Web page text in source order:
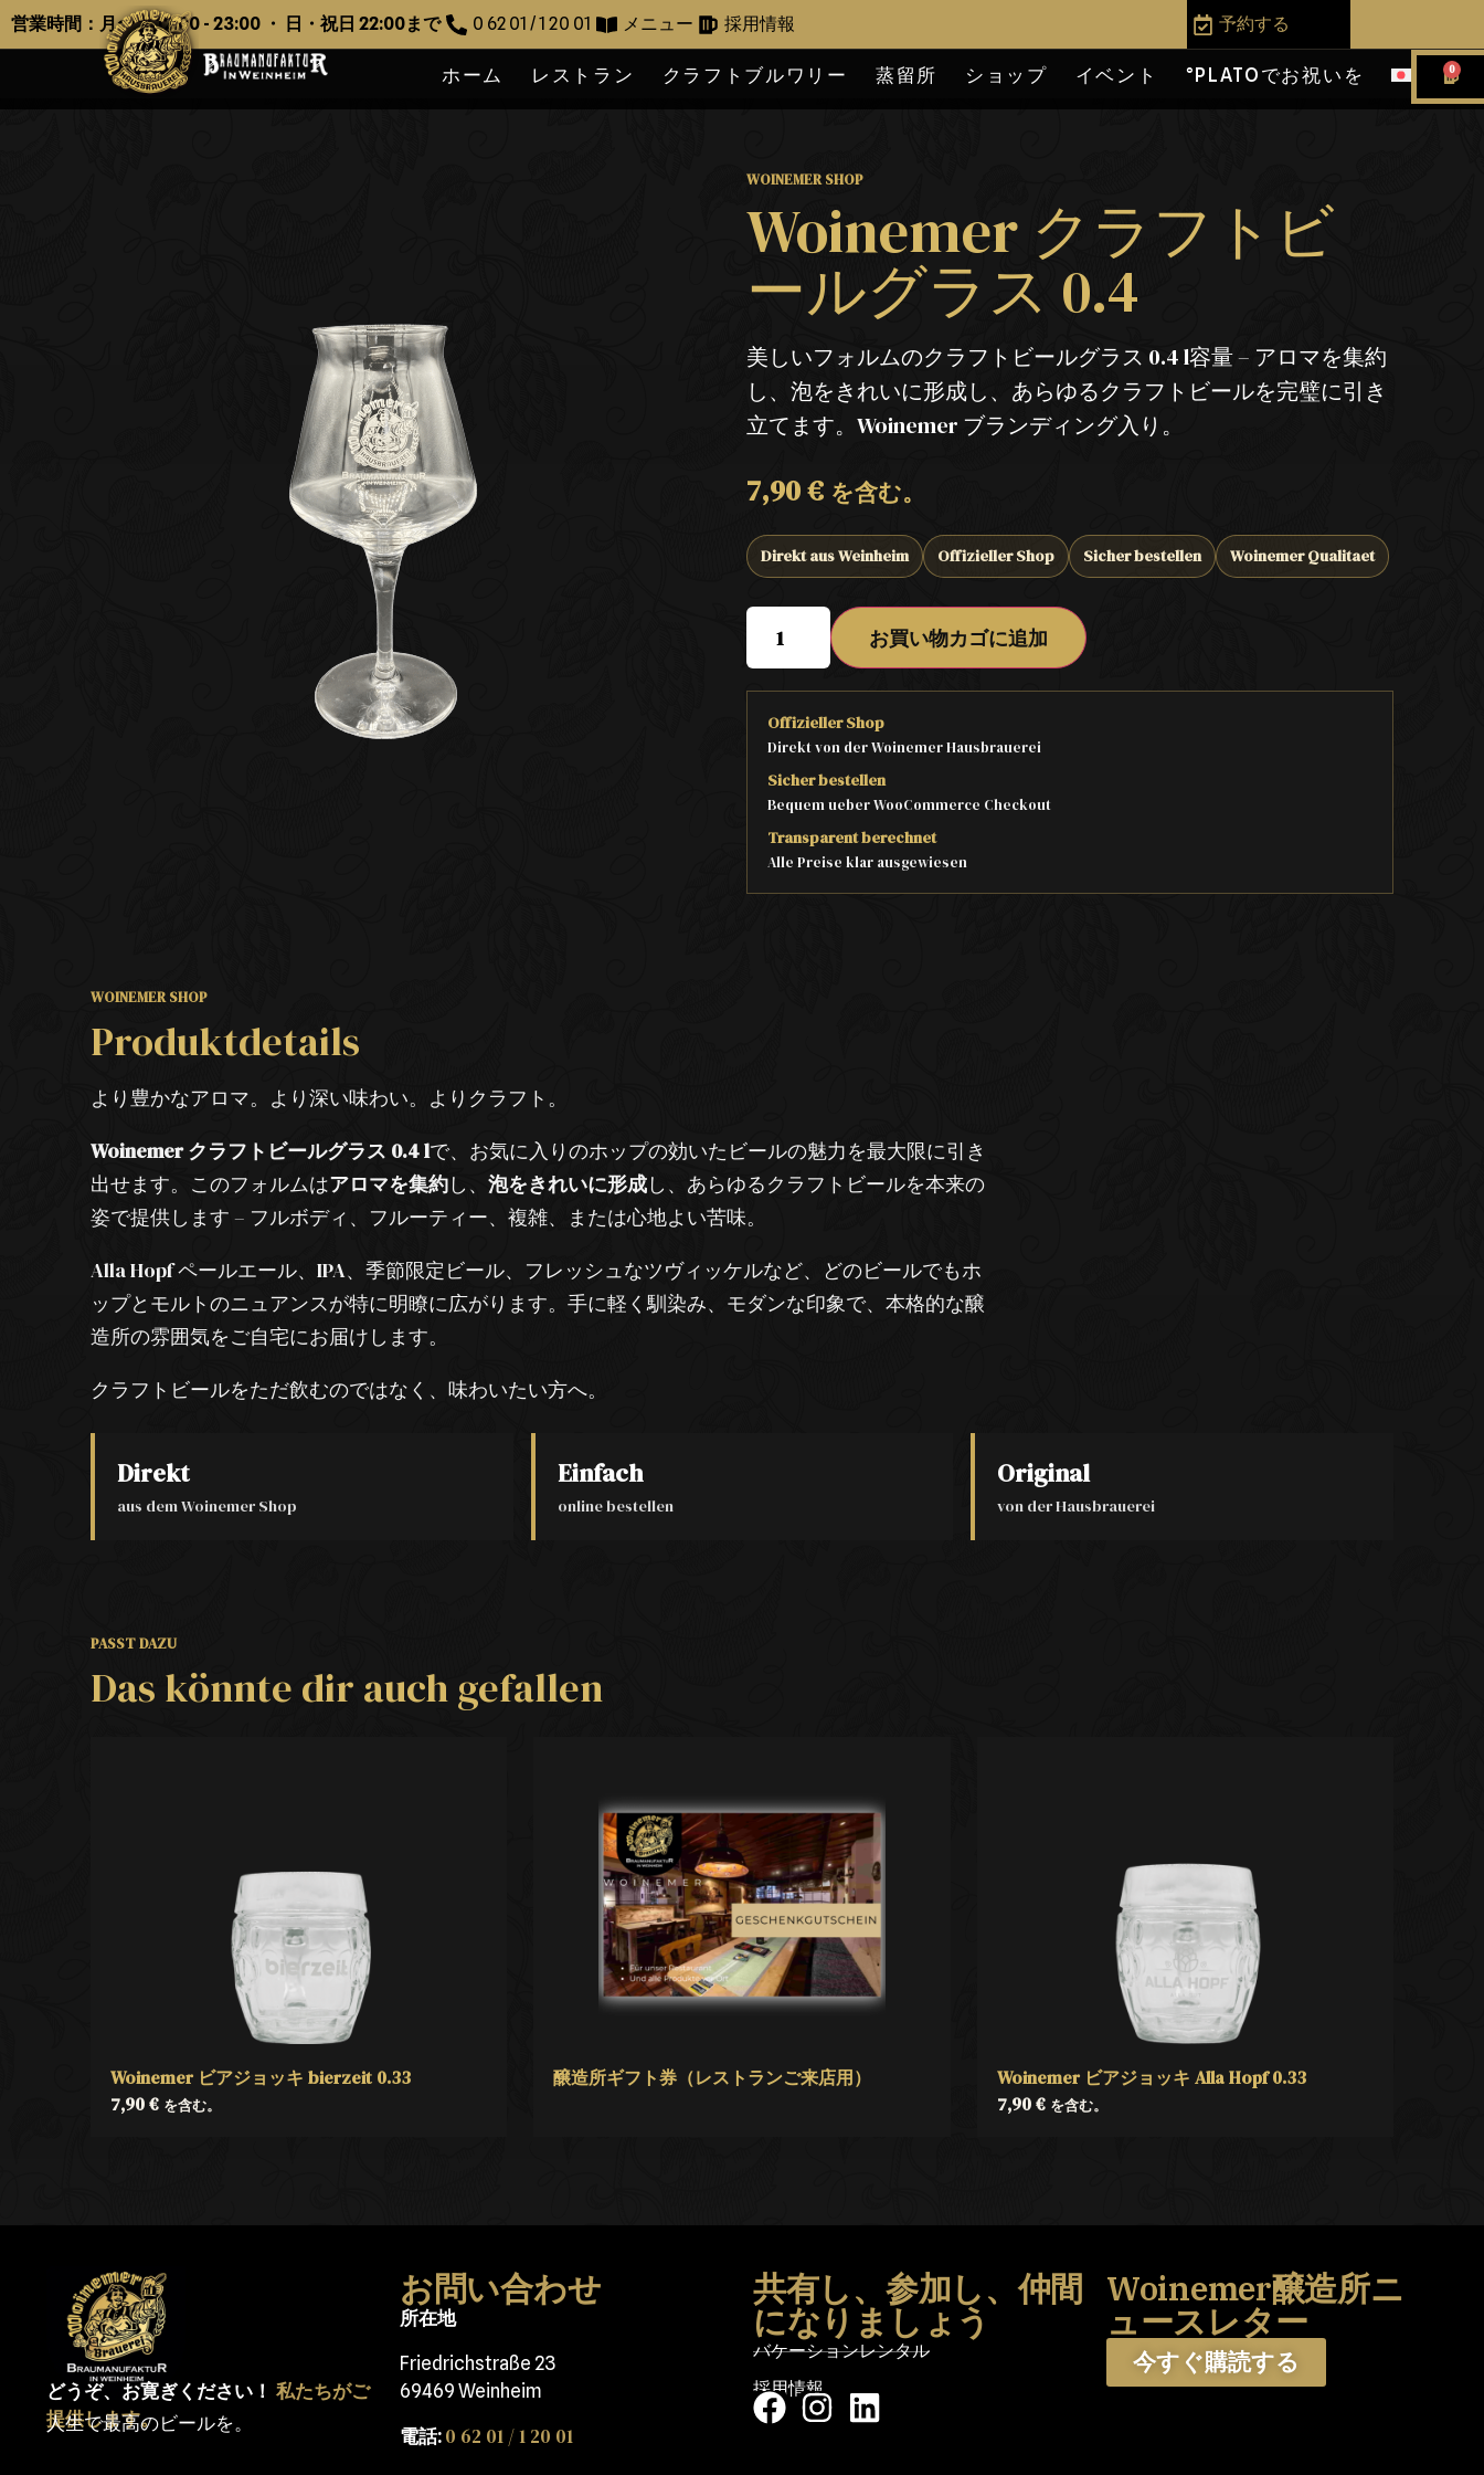
営業時間：月〜土 12:00 - 23:00 ・ 日・祝日 22:00まで 0 62 01 / 1 20 01 メニュー 採用情報 予約する
ホーム レストラン クラフトブルワリー 蒸留所 ショップ イベント °PLATOでお祝いを 0
WOINEMER SHOP
Woinemer クラフトビ
ールグラス 0.4
美しいフォルムのクラフトビールグラス 0.4 l容量 – アロマを集約
し、泡をきれいに形成し、あらゆるクラフトビールを完璧に引き
立てます。Woinemer ブランディング入り。
7,90€ を含む。
Direkt aus Weinheim Offizieller Shop Sicher bestellen Woinemer Qualitaet
お買い物カゴに追加
Offizieller Shop
Direkt von der Woinemer Hausbrauerei
Sicher bestellen
Bequem ueber WooCommerce Checkout
Transparent berechnet
Alle Preise klar ausgewiesen
WOINEMER SHOP
Produktdetails
より豊かなアロマ。より深い味わい。よりクラフト。
Woinemer クラフトビールグラス 0.4 lで、お気に入りのホップの効いたビールの魅力を最大限に引き
出せます。このフォルムはアロマを集約し、 泡をきれいに形成し、あらゆるクラフトビールを本来の
姿で提供します – フルボディ、フルーティー、複雑、または心地よい苦味。
Alla Hopf ペールエール、IPA、季節限定ビール、フレッシュなツヴィッケルなど、どのビールでもホ
ップとモルトのニュアンスが特に明瞭に広がります。手に軽く馴染み、モダンな印象で、本格的な醸
造所の雰囲気をご自宅にお届けします。
クラフトビールをただ飲むのではなく、味わいたい方へ。
Direkt
aus dem Woinemer Shop
Einfach
online bestellen
Original
von der Hausbrauerei
PASST DAZU
Das könnte dir auch gefallen
Woinemer ビアジョッキ bierzeit 0.33
7,90€ を含む。
醸造所ギフト券（レストランご来店用）
Woinemer ビアジョッキ Alla Hopf 0.33
7,90€ を含む。
どうぞ、お寛ぎください！ 私たちがご
提供します。
人生で最高のビールを。
お問い合わせ
所在地
Friedrichstraße 23
69469 Weinheim
電話: 0 62 01 / 1 20 01
共有し、参加し、仲間
になりましょう
バケーションレンタル
採用情報
Woinemer醸造所ニ
ュースレター
今すぐ購読する